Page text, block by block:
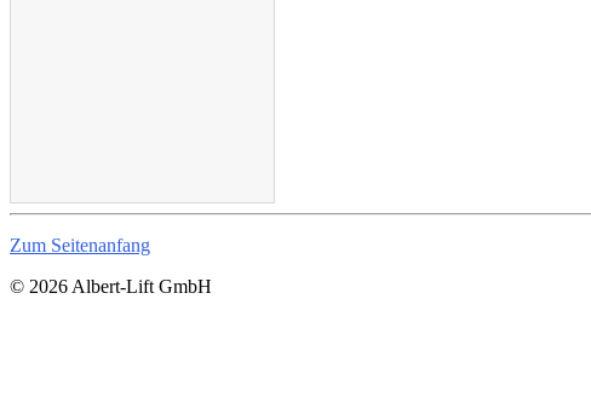
Zum Seitenanfang
© 2026 Albert-Lift GmbH